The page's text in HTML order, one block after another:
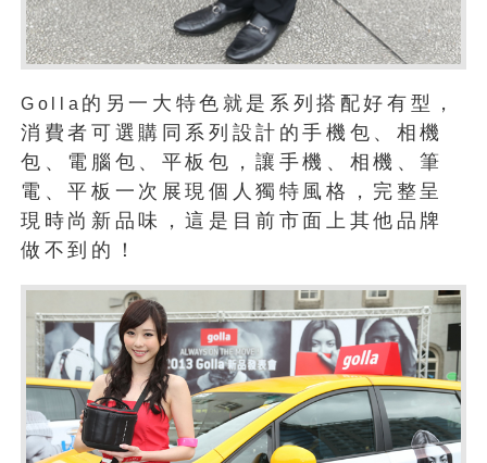
Golla 的另一大特色就是系列搭配好有型，
消費者可選購同系列設計的手機包、相機
包、電腦包、平板包，讓手機、相機、筆
電、平板一次展現個人獨特風格，完整呈
現時尚新品味，這是目前市面上其他品牌
做不到的！